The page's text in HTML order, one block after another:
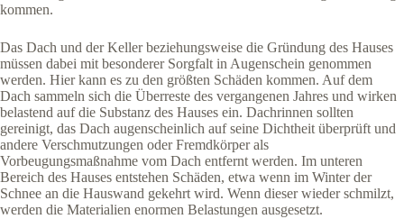
kommen.
Das Dach und der Keller beziehungsweise die Gründung des Hauses
müssen dabei mit besonderer Sorgfalt in Augenschein genommen
werden. Hier kann es zu den größten Schäden kommen. Auf dem
Dach sammeln sich die Überreste des vergangenen Jahres und wirken
belastend auf die Substanz des Hauses ein. Dachrinnen sollten
gereinigt, das Dach augenscheinlich auf seine Dichtheit überprüft und
andere Verschmutzungen oder Fremdkörper als
Vorbeugungsmaßnahme vom Dach entfernt werden. Im unteren
Bereich des Hauses entstehen Schäden, etwa wenn im Winter der
Schnee an die Hauswand gekehrt wird. Wenn dieser wieder schmilzt,
werden die Materialien enormen Belastungen ausgesetzt.